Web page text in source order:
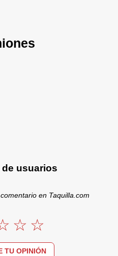
usuarios
en Taquilla.com
TU OPINIÓN